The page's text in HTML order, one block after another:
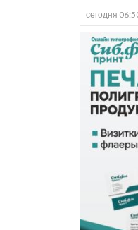
сегодня